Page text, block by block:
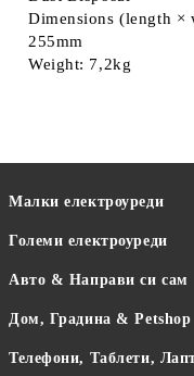
Dimensions (length ×
255mm
Weight: 7,2kg
Малки електроуреди
Големи електроуреди
Авто & Направи си сам
Дом, Градина & Petshop
Телефони, Таблети,